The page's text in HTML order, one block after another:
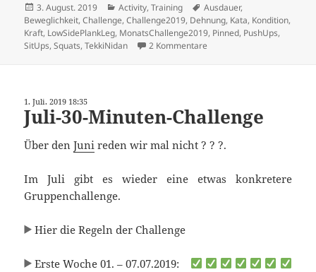
Veröffentlicht
am
3. August. 2019 Kategorien
Activity,Training Schlagwörter
Ausdauer,
Beweglichkeit,Challenge,Challenge2019, Dehnung, Kata, Kondition,
Kraft, LowSidePlankLeg, MonatsChallenge2019, Pinned, PushUps,
SitUps,Squats,TekkiNidan 2 Kommentare
1. Juli. 2019 18:35
Juli-30-Minuten-Challenge
Über denJuni reden wir mal nicht ? ? ?.
Im Juli gibt es wieder eine etwas konkretere
Gruppenchallenge.
Hier die Regeln der Challenge
Erste Woche 01. – 07.07.2019: